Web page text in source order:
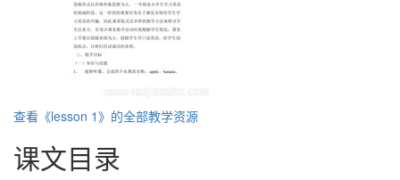
查看《lesson 1》的全部教学资源
课文目录